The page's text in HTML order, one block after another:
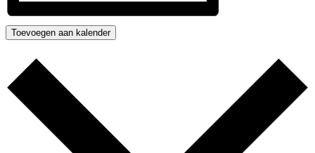
Toevoegen aan kalender